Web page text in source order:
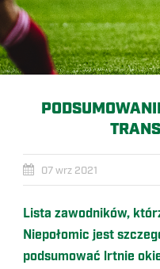
07 wrz 2021
Lista zawodników,
Niepołomic jest
podsumować lrtnie